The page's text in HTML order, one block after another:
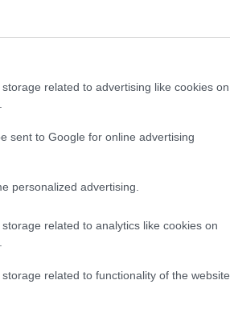
related to advertising like cookies on
sent to Google for online advertising
personalized advertising.
related to analytics like cookies on
related to functionality of the website